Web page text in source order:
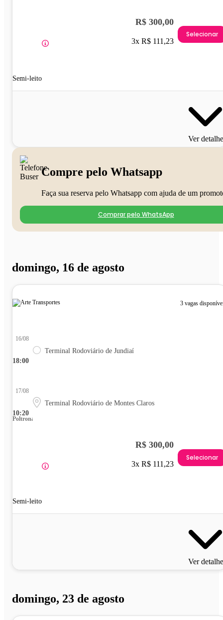
Semi-leito
R$ 300,00
3x R$ 111,23
Selecionar
Ver
Compre pelo Whatsapp
Faça sua reserva pelo Whatsapp com ajuda de um
Comprar pelo WhatsApp
domingo, 16 de agosto
3 vagas
18:00
16/08
Terminal Rodoviário de Jundiaí
10:20
17/08
Terminal Rodoviário de Montes Claros
Poltrona
Semi-leito
R$ 300,00
3x R$ 111,23
Selecionar
Ver
domingo, 23 de agosto